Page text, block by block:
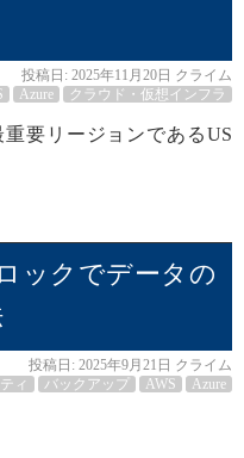
投稿日: 2025年11月20日 クライム
Azure クラウド・仮想インフラ
重要リージョンであるUS
ックでデータの
投稿日: 2025年9月21日 クライム
ィ
バックアップ AWS Azure